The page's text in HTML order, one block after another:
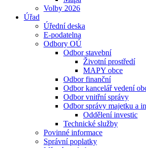
Volby 2026
Úřad
Úřední deska
E-podatelna
Odbory OÚ
Odbor stavební
Životní prostředí
MAPY obce
Odbor finanční
Odbor kancelář vedení
Odbor vnitřní správy
Odbor správy majetku a
Oddělení investic
Technické služby
Povinné informace
Správní poplatky